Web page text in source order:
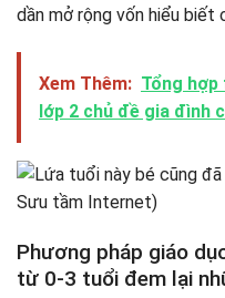
dần mở rộng vốn hiểu biết
Xem Thêm: Tổng
lớp 2 chủ đề gia đình
Phương pháp giáo
từ 0-3 tuổi đem lại